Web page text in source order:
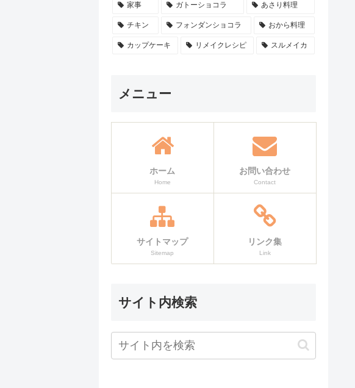
家事 ガトーショコラ あさり料理
チキン フォンダンショコラ おから料理
カップケーキ リメイクレシピ スルメイカ
メニュー
ホーム
Home
お問い合わせ
Contact
サイトマップ
Sitemap
リンク集
Link
サイト内検索